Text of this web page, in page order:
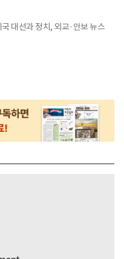
대선과 정치, 외교·안보 뉴스